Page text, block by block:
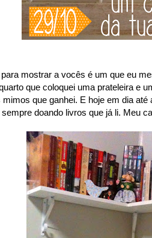
mostrar a vocês é um que eu
que coloquei uma prateleira e
que ganhei. E hoje em dia
doando livros que já li. Meu